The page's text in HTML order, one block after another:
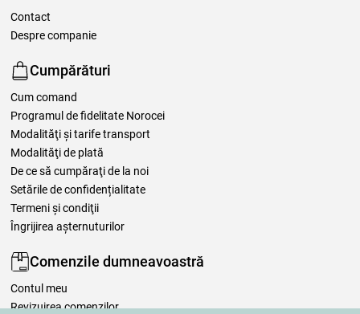
Contact
Despre companie
Cumpărături
Cum comand
Programul de fidelitate Norocei
Modalităţi şi tarife transport
Modalităţi de plată
De ce să cumpăraţi de la noi
Setările de confidențialitate
Termeni şi condiţii
Îngrijirea așternuturilor
Comenzile dumneavoastră
Contul meu
Revizuirea comenzilor